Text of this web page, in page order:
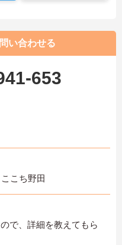
い合わせる
653
こち野田
で、詳細を教えてもら